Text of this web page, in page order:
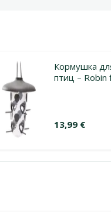
Кормушка
птиц – Robin
13,99 €